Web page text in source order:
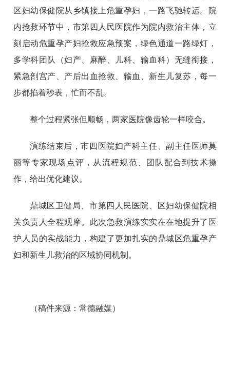
区妇幼保健院从乡镇接上危重孕妇，一路飞驰转运。院
内抢救环节中，市第四人民医院作为院内救治主体，立
刻启动危重孕产妇抢救应急预案，绿色通道一路绿灯，
多学科团队（妇产、麻醉、儿科、输血科）无缝衔接，
紧急剖宫产、产后出血抢救、输血、新生儿复苏，每一
步都掐着秒表，忙而不乱。
整个过程紧张但顺畅，两家医院像齿轮一样咬合。
演练结束后，市四医院妇产科主任、副主任医师莫
丽等专家现场点评，从流程规范、团队配合到技术操
作，给出优化建议。
鼎城区卫健局、市第四人民医院、区妇幼保健院相
关负责人全程观摩。此次急救演练实实在在地提升了医
护人员的实战能力，构建了更加扎实的鼎城区危重孕产
妇和新生儿救治的区域协同机制。
（稿件来源：常德融媒）